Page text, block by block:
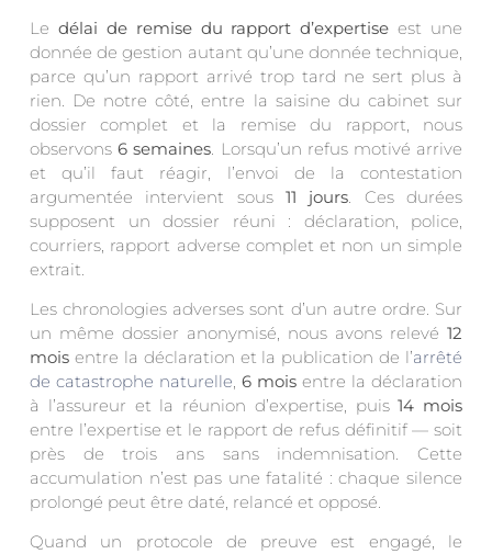
Le délai de remise du rapport d’expertise est une
donnée de gestion autant qu’une donnée technique,
parce qu’un rapport arrivé trop tard ne sert plus à
rien. De notre côté, entre la saisine du cabinet sur
dossier complet et la remise du rapport, nous
observons6 semaines . Lorsqu’un refus motivé arrive
et qu’il faut réagir, l’envoi de la contestation
argumentée intervient sous 11 jours . Ces durées
supposent un dossier réuni : déclaration, police,
courriers, rapport adverse complet et non un simple
extrait.
Les chronologies adverses sont d’un autre ordre. Sur
un même dossier anonymisé, nous avons relevé 12
mois entre la déclaration et la publication de l’arrêté
de catastrophe naturelle, 6 mois entre la déclaration
à l’assureur et la réunion d’expertise, puis14 mois
entre l’expertise et le rapport de refus définitif — soit
près de trois ans sans indemnisation. Cette
accumulation n’est pas une fatalité : chaque silence
prolongé peut être daté, relancé et opposé.
Quand un protocole de preuve est engagé, le